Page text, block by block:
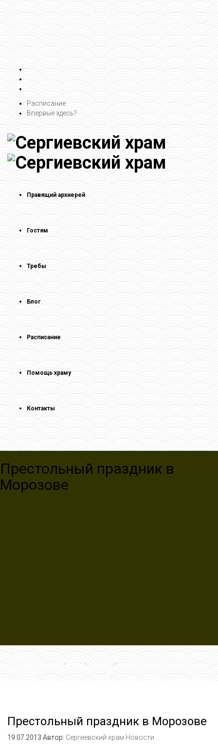
Расписание
Впервые здесь?
Правящий архиерей
Гостям
Требы
Блог
Расписание
Помощь храму
Контакты
Престольный праздник в
Морозове
Сергиевский храм > Блог > >
Престольный праздник в
Престольный праздник в Морозове
19.07.2013 Автор: Сергиевский храм Новости